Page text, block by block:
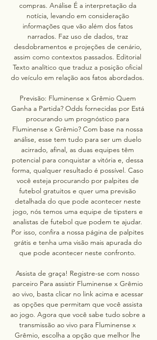
compras. Análise É a interpretação da
notícia, levando em consideração
informações que vão além dos fatos
narrados. Faz uso de dados, traz
desdobramentos e projeções de cenário,
assim como contextos passados. Editorial
Texto analítico que traduz a posição oficial
do veículo em relação aos fatos abordados.
Previsão: Fluminense x Grêmio Quem
Ganha a Partida? Odds fornecidas por Está
procurando um prognóstico para
Fluminense x Grêmio? Com base na nossa
análise, esse tem tudo para ser um duelo
acirrado, afinal, as duas equipes têm
potencial para conquistar a vitória e, dessa
forma, qualquer resultado é possível. Caso
você esteja procurando por palpites de
futebol gratuitos e quer uma previsão
detalhada do que pode acontecer neste
jogo, nós temos uma equipe de tipsters e
analistas de futebol que podem te ajudar.
Por isso, confira a nossa página de palpites
grátis e tenha uma visão mais apurada do
que pode acontecer neste confronto.
Assista de graça! Registre-se com nosso
parceiro Para assistir Fluminense x Grêmio
ao vivo, basta clicar no link acima e acessar
as opções que permitam que você assista
ao jogo. Agora que você sabe tudo sobre a
transmissão ao vivo para Fluminense x
Grêmio, escolha a opção que melhor lhe